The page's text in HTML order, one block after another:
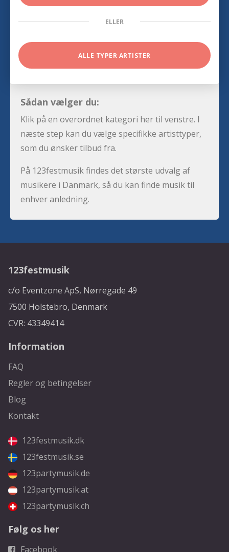
ELLER
ALLE TYPER ARTISTER
Sådan vælger du:
Klik på en overordnet kategori her til venstre. I
næste step kan du vælge specifikke artisttyper,
som du ønsker tilbud fra.
På 123festmusik findes det største udvalg af
musikere i Danmark, så du kan finde musik til
enhver anledning.
123festmusik
c/o Eventzone ApS, Nørregade 49
7500 Holstebro, Denmark
CVR: 43349414
Information
FAQ
Regler og betingelser
Blog
Kontakt
123festmusik.dk
123festmusik.se
123partymusik.de
123partymusik.at
123partymusik.ch
Følg os her
Facebook